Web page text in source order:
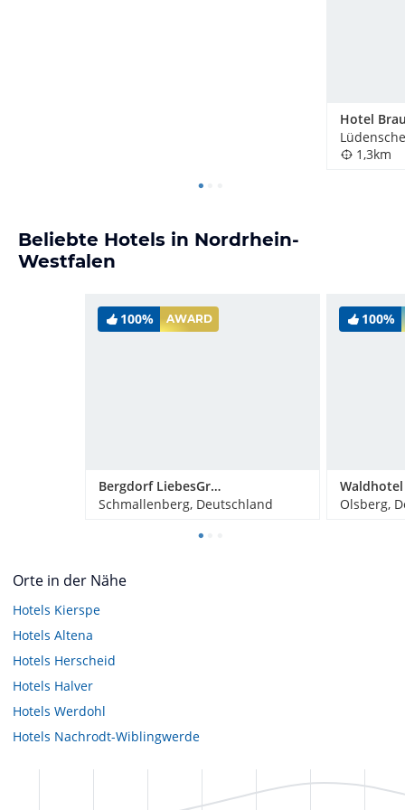
1,3km
Beliebte Hotels in Nordrhein-
Westfalen
100% AWARD
Bergdorf LiebesGrün
Schmallenberg, Deutschland
100%
Olsberg,
Orte in der Nähe
Hotels Kierspe
Hotels Altena
Hotels Herscheid
Hotels Halver
Hotels Werdohl
Hotels Nachrodt-Wiblingwerde